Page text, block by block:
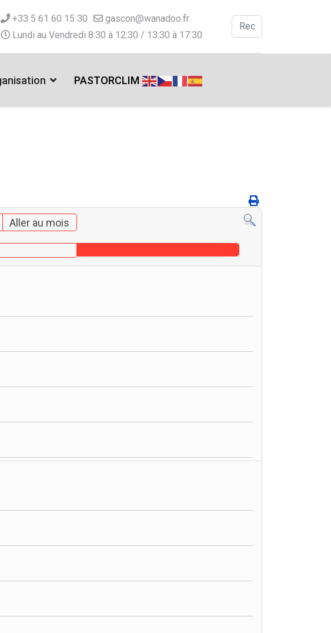
+33 5 61 60 15 30
gascon@wanadoo.fr
Lundi au Vendredi 8:30 à 12:30 / 13:30 à 17:30
Valider
PASTORCLIM
Aller au mois